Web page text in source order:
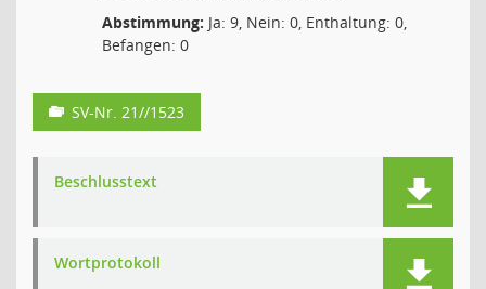
Abstimmung: Ja: 9, Nein: 0, Enthaltung: 0,
Befangen: 0
SV-Nr. 21//1523
Beschlusstext
Wortprotokoll